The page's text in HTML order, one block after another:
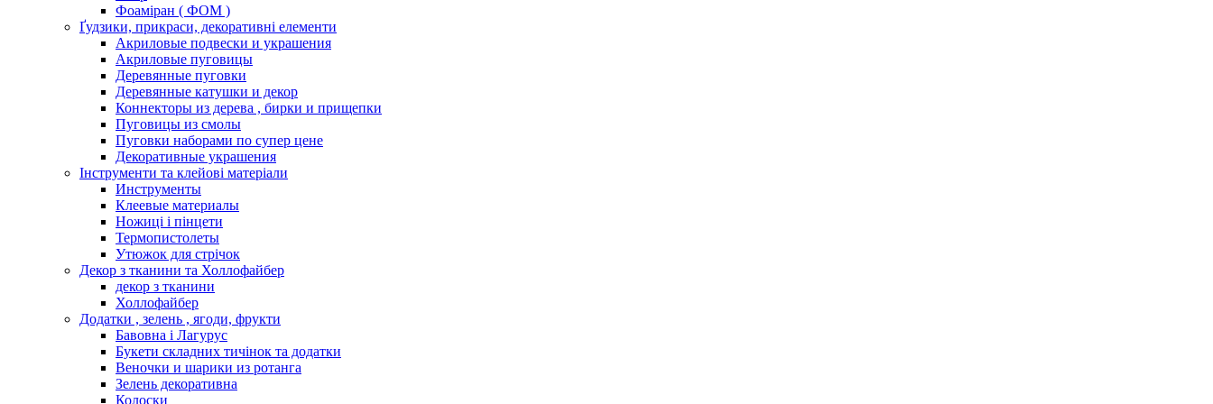
Фоаміран ( ФОМ )
Ґудзики, прикраси, декоративні елементи
Акриловые подвески и украшения
Акриловые пуговицы
Деревянные пуговки
Деревянные катушки и декор
Коннекторы из дерева , бирки и прищепки
Пуговицы из смолы
Пуговки наборами по супер цене
Декоративные украшения
Інструменти та клейові матеріали
Инструменты
Клеевые материалы
Ножиці і пінцети
Термопистолеты
Утюжок для стрічок
Декор з тканини та Холлофайбер
декор з тканини
Холлофайбер
Додатки , зелень , ягоди, фрукти
Бавовна і Лагурус
Букети складних тичінок та додатки
Веночки и шарики из ротанга
Зелень декоративна
Колоски